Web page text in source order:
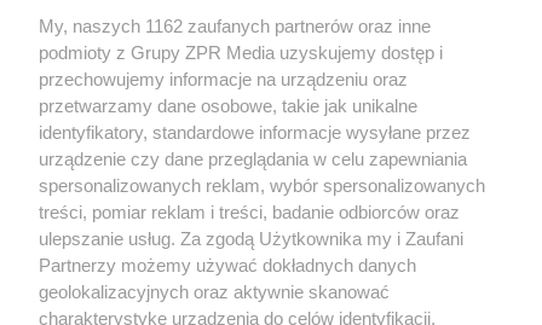
Żaden utwór zamieszczony w serwisie nie może być powielany i
rozpowszechniany lub dalej rozpowszechniany w jakikolwiek sposób (w
tym także elektroniczny lub mechaniczny) na jakimkolwiek polu
eksploatacji w jakiejkolwiek formie, włącznie z umieszczaniem w
Internecie bez pisemnej zgody właściciela praw. Jakiekolwiek użycie lub
wykorzystanie utworów w całości lub w części z naruszeniem prawa,
tzn. bez właściwej zgody, jest zabronione pod groźbą kary i może być
ścigane prawnie.
My, naszych 1162 zaufanych partnerów oraz inne
podmioty z Grupy ZPR Media uzyskujemy dostęp i
przechowujemy informacje na urządzeniu oraz
przetwarzamy dane osobowe, takie jak unikalne
identyfikatory, standardowe informacje wysyłane przez
urządzenie czy dane przeglądania w celu zapewniania
spersonalizowanych reklam, wybór spersonalizowanych
treści, pomiar reklam i treści, badanie odbiorców oraz
ulepszanie usług. Za zgodą Użytkownika my i Zaufani
Partnerzy możemy używać dokładnych danych
geolokalizacyjnych oraz aktywnie skanować
charakterystykę urządzenia do celów identyfikacji.